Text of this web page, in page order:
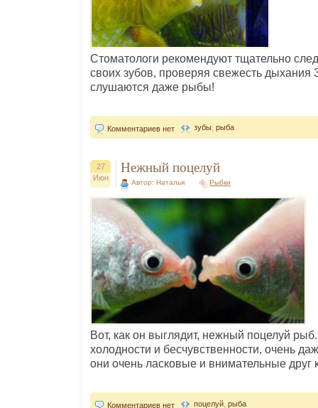
Стоматологи рекомендуют тщательно
своих зубов, проверяя свежесть дыхания
слушаются даже рыбы!
Комментариев нет зубы рыба
27
Июн
Нежный поцелуй
Автор: Наталья Рыбки
Вот, как он выглядит, нежный поцелуй
холодности и бесчувственности, очень
они очень ласковые и внимательные друг
Комментариев нет поцелуй рыба